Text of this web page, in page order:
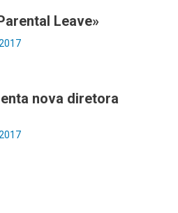
Leave»
nova diretora